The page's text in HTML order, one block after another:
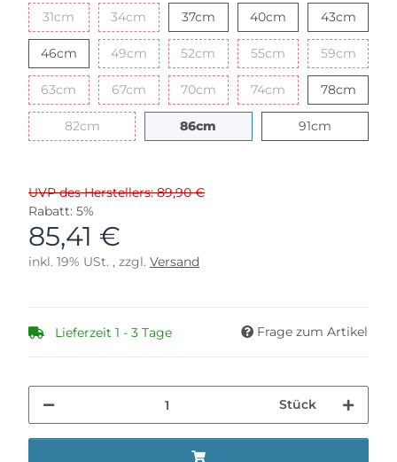
31cm 31cm 34cm 34cm 37cm37cm 40cm 40cm43cm43cm
46cm46cm49cm49cm52cm 52cm 55cm 55cm 59cm59cm
63cm 63cm 67cm67cm 70cm70cm 74cm 74cm 78cm78cm
82cm82cm 86cm 91cm91cm
UVP des Herstellers: 89,90 €
Rabatt: 5%
85,41 €
inkl. 19% USt. , zzgl. Versand
Lieferzeit 1 - 3 Tage Frage zum Artikel
Stück